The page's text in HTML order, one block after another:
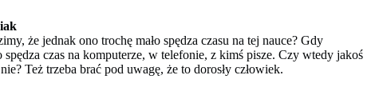
że jednak ono trochę mało spędza czasu na tej nauce? Gdy
czas na komputerze, w telefonie, z kimś pisze. Czy wtedy jakoś
Też trzeba brać pod uwagę, że to dorosły człowiek.